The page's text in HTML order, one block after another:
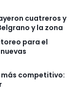
cuatreros y
y la zona
para el
más competitivo: